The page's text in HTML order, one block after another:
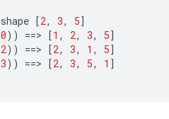
shape [2, 3, 5]
0)) ==> [1 , 2, 3, 5]
2)) ==> [2, 3, 1 , 5]
3)) ==> [2, 3, 5, 1 ]